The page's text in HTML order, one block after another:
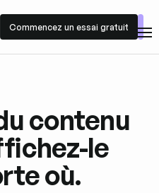
Commencez un essai gratuit
Commencez un essai gratuit
contenu
le
où.